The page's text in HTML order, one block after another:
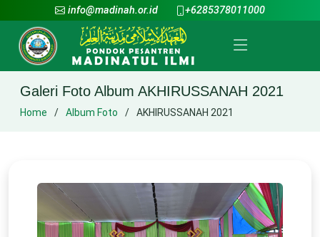
info@madinah.or.id +6285378011000
Galeri Foto Album AKHIRUSSANAH 2021
Home Album Foto AKHIRUSSANAH 2021